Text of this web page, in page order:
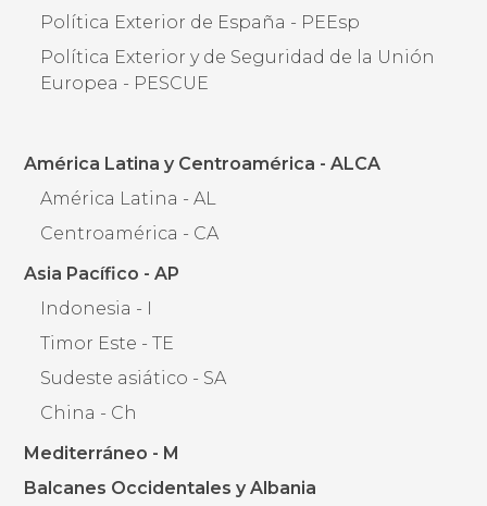
Política Exterior de España - PEEsp
Política Exterior y de Seguridad de la Unión
Europea - PESCUE
América Latina y Centroamérica - ALCA
América Latina - AL
Centroamérica - CA
Asia Pacífico - AP
Indonesia - I
Timor Este - TE
Sudeste asiático - SA
China - Ch
Mediterráneo - M
Balcanes Occidentales y Albania